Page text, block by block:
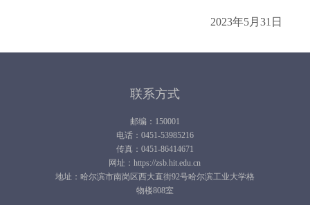
2023年5月31日
联系方式
邮编：150001
电话：0451-53985216
传真：0451-86414671
网址：https://zsb.hit.edu.cn
地址：哈尔滨市南岗区西大直街92号哈尔滨工业大学格
物楼808室